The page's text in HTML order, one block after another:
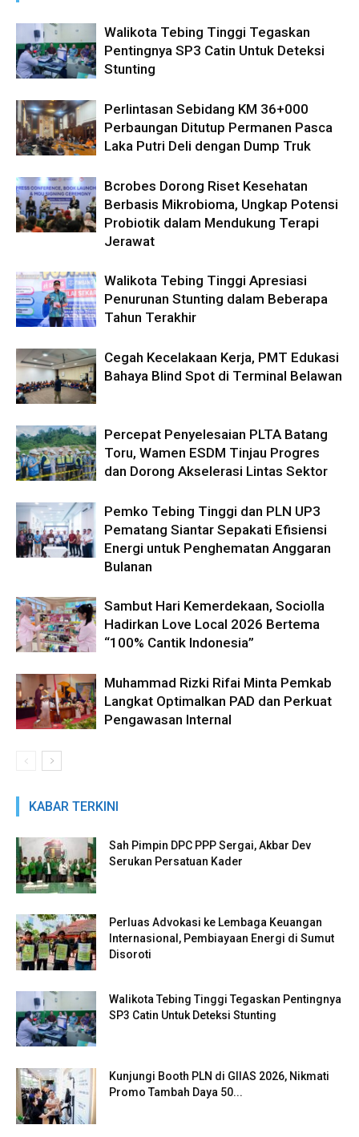
Walikota Tebing Tinggi Tegaskan
Pentingnya SP3 Catin Untuk Deteksi
Stunting
Perlintasan Sebidang KM 36+000
Perbaungan Ditutup Permanen Pasca
Laka Putri Deli dengan Dump Truk
Bcrobes Dorong Riset Kesehatan
Berbasis Mikrobioma, Ungkap Potensi
Probiotik dalam Mendukung Terapi
Jerawat
Walikota Tebing Tinggi Apresiasi
Penurunan Stunting dalam Beberapa
Tahun Terakhir
Cegah Kecelakaan Kerja, PMT Edukasi
Bahaya Blind Spot di Terminal Belawan
Percepat Penyelesaian PLTA Batang
Toru, Wamen ESDM Tinjau Progres
dan Dorong Akselerasi Lintas Sektor
Pemko Tebing Tinggi dan PLN UP3
Pematang Siantar Sepakati Efisiensi
Energi untuk Penghematan Anggaran
Bulanan
Sambut Hari Kemerdekaan, Sociolla
Hadirkan Love Local 2026 Bertema
“100% Cantik Indonesia”
Muhammad Rizki Rifai Minta Pemkab
Langkat Optimalkan PAD dan Perkuat
Pengawasan Internal
KABAR TERKINI
Sah Pimpin DPC PPP Sergai, Akbar Dev
Serukan Persatuan Kader
Perluas Advokasi ke Lembaga Keuangan
Internasional, Pembiayaan Energi di Sumut
Disoroti
Walikota Tebing Tinggi Tegaskan Pentingnya
SP3 Catin Untuk Deteksi Stunting
Kunjungi Booth PLN di GIIAS 2026, Nikmati
Promo Tambah Daya 50...